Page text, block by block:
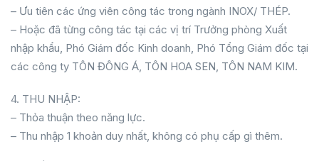
– Ưu tiên các ứng viên công tác trong ngành INOX/ THÉP.
– Hoặc đã từng công tác tại các vị trí Trưởng phòng Xuất
nhập khẩu, Phó Giám đốc Kinh doanh, Phó Tổng Giám đốc tại
các công ty TÔN ĐÔNG Á, TÔN HOA SEN, TÔN NAM KIM.
4. THU NHẬP:
– Thỏa thuận theo năng lực.
– Thu nhập 1 khoản duy nhất, không có phụ cấp gì thêm.